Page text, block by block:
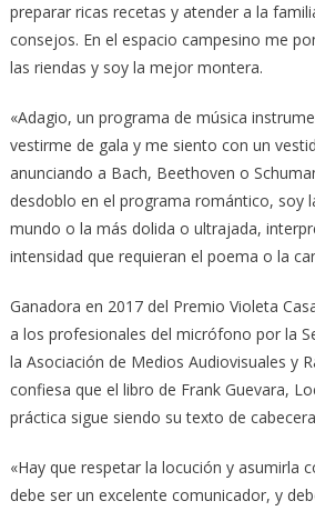
preparar ricas recetas y atender a la
consejos. En el espacio campesino me
las riendas y soy la mejor montera.
«Adagio, un programa de música
vestirme de gala y me siento con un
anunciando a Bach, Beethoven o
desdoblo en el programa romántico, soy
mundo o la más dolida o ultrajada,
intensidad que requieran el poema o la
Ganadora en 2017 del Premio Violeta
a los profesionales del micrófono por la
la Asociación de Medios Audiovisuales y
confiesa que el libro de Frank Guevara,
práctica sigue siendo su texto de
«Hay que respetar la locución y asumirla
debe ser un excelente comunicador, y